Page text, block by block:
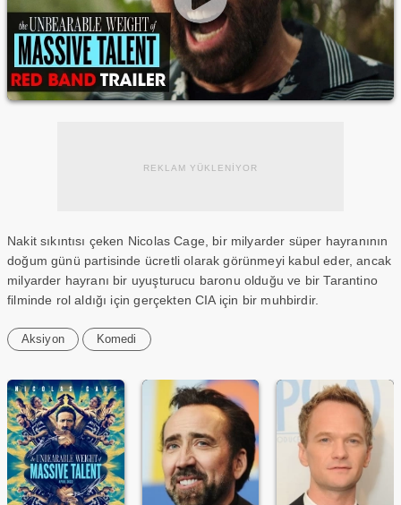
REKLAM YÜKLENİYOR
Nakit sıkıntısı çeken Nicolas Cage, bir milyarder süper hayranının
doğum günü partisinde ücretli olarak görünmeyi kabul eder, ancak
milyarder hayranı bir uyuşturucu baronu olduğu ve bir Tarantino
filminde rol aldığı için gerçekten CIA için bir muhbirdir.
Aksiyon Komedi